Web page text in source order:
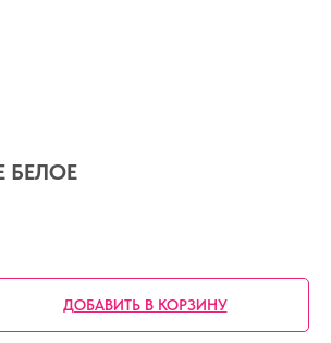
ДОБАВИТЬ В КОРЗИНУ